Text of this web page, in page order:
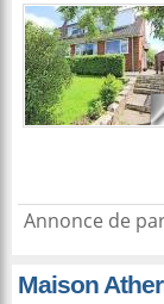
Annonce de
Maison